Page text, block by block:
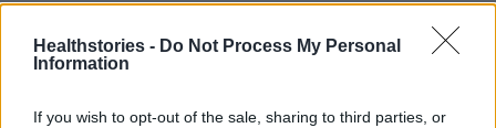
Healthstories - Do Not Process My Personal
Information
If you wish to opt-out of the sale, sharing to third parties, or
θεραπείες.
Συλλογική προσπάθεια για ένα βιώσιμο